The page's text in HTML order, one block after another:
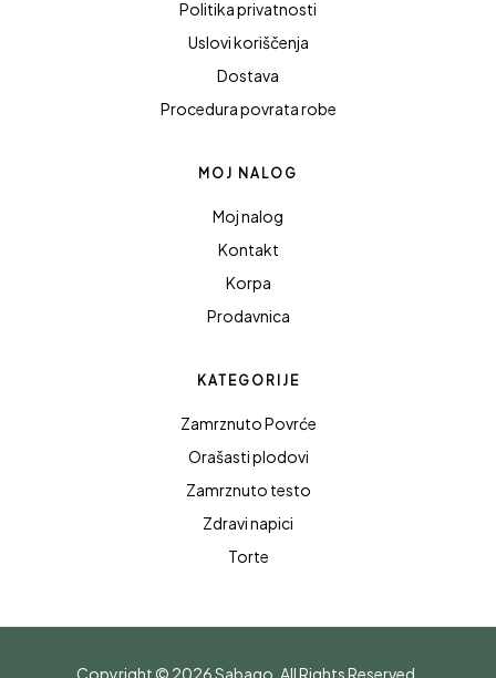
Politika privatnosti
Uslovi koriščenja
Dostava
Procedura povrata robe
MOJ NALOG
Moj nalog
Kontakt
Korpa
Prodavnica
KATEGORIJE
Zamrznuto Povrće
Orašasti plodovi
Zamrznuto testo
Zdravi napici
Torte
Copyright © 2026Sabago . All Rights Reserved.